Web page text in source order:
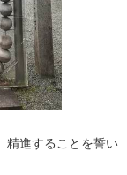
精進することを誓い